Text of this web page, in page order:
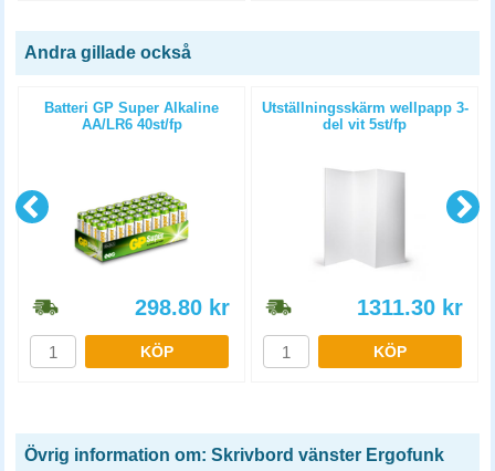
Andra gillade också
Batteri GP Super Alkaline
AA/LR6 40st/fp
298.80 kr
KÖP
Utställningsskärm wellpapp 3-
del vit 5st/fp
1311.30 kr
KÖP
Övrig information om: Skrivbord vänster Ergofunk